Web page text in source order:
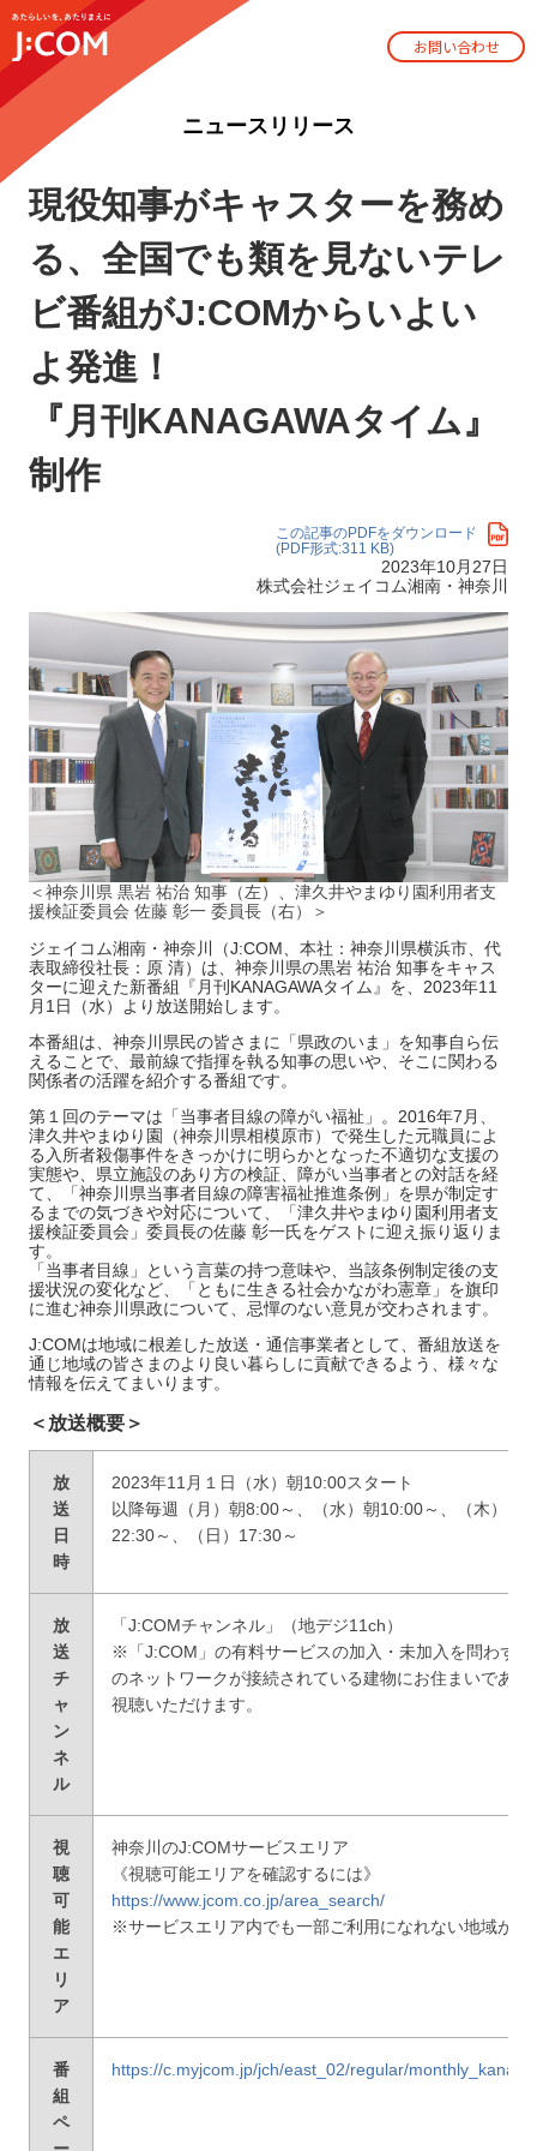
お問い合わせ
ニュースリリース
現役知事がキャスターを務め
る、全国でも類を見ないテレ
ビ番組がJ:COMからいよい
よ発進！
『月刊KANAGAWAタイム』
制作
この記事のPDFをダウンロード
(PDF形式:311 KB)
2023年10月27日
株式会社ジェイコム湘南・神奈川
＜神奈川県 黒岩 祐治 知事（左）、津久井やまゆり園利用者支
援検証委員会 佐藤 彰一 委員長（右）＞
ジェイコム湘南・神奈川（J:COM、本社：神奈川県横浜市、代
表取締役社長：原 清）は、神奈川県の黒岩 祐治 知事をキャス
ターに迎えた新番組『月刊KANAGAWAタイム』を、2023年11
月1日（水）より放送開始します。
本番組は、神奈川県民の皆さまに「県政のいま」を知事自ら伝
えることで、最前線で指揮を執る知事の思いや、そこに関わる
関係者の活躍を紹介する番組です。
第１回のテーマは「当事者目線の障がい福祉」。2016年7月、
津久井やまゆり園（神奈川県相模原市）で発生した元職員によ
る入所者殺傷事件をきっかけに明らかとなった不適切な支援の
実態や、県立施設のあり方の検証、障がい当事者との対話を経
て、「神奈川県当事者目線の障害福祉推進条例」を県が制定す
るまでの気づきや対応について、「津久井やまゆり園利用者支
援検証委員会」委員長の佐藤 彰一氏をゲストに迎え振り返りま
す。
「当事者目線」という言葉の持つ意味や、当該条例制定後の支
援状況の変化など、「ともに生きる社会かながわ憲章」を旗印
に進む神奈川県政について、忌憚のない意見が交わされます。
J:COMは地域に根差した放送・通信事業者として、番組放送を
通じ地域の皆さまのより良い暮らしに貢献できるよう、様々な
情報を伝えてまいります。
＜放送概要＞
放
送
日
時
2023年11月１日（水）朝10:00スタート
以降毎週（月）朝8:00～、（水）朝10:00～、（木）
22:30～、（日）17:30～
放
送
チ
ャ
ン
ネ
ル
「J:COMチャンネル」（地デジ11ch）
※「J:COM」の有料サービスの加入・未加入を問わず
のネットワークが接続されている建物にお住まいであれ
視聴いただけます。
視
聴
可
能
エ
リ
ア
神奈川のJ:COMサービスエリア
《視聴可能エリアを確認するには》
https://www.jcom.co.jp/area_search/
※サービスエリア内でも一部ご利用になれない地域がご
番
組
ペ
https://c.myjcom.jp/jch/east_02/regular/